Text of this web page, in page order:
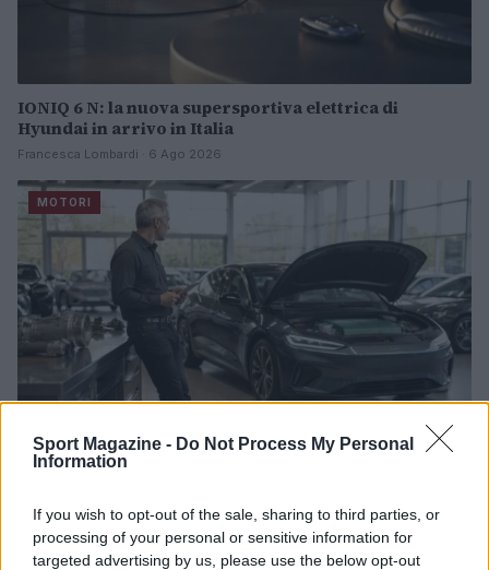
Sport Magazine - Do Not Process My Personal
Information
If you wish to opt-out of the sale, sharing to third parties, or
processing of your personal or sensitive information for
targeted advertising by us, please use the below opt-out
IONIQ 6 N: la nuova supersportiva elettrica di
Hyundai in arrivo in Italia
Francesca Lombardi · 6 Ago 2026
MOTORI
Range extender auto: differenze con full hybrid e
plug-in
Andrea Conforti · 6 Ago 2026